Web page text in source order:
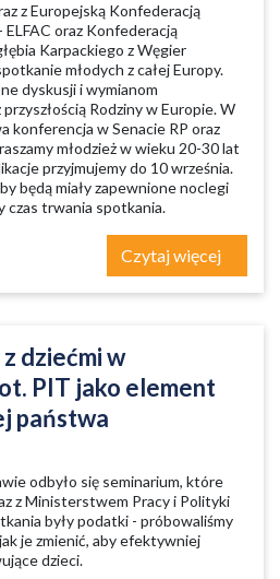
z Europejską Konfederacją
oraz Konfederacją
Karpackiego z Węgier
młodych z całej Europy.
dyskusji i wymianom
Rodziny w Europie. W
konferencja w Senacie RP oraz
młodzież w wieku 20-30 lat
przyjmujemy do 10 września.
będą miały zapewnione noclegi
czas trwania spotkania.
Czytaj więcej
dziećmi w
PIT jako element
państwa
odbyło się seminarium, które
z Ministerstwem Pracy i Polityki
były podatki - próbowaliśmy
je zmienić, aby efektywniej
dzieci.